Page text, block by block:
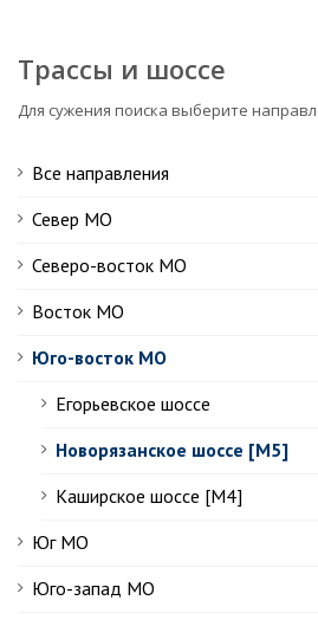
Трассы и шоссе
Для сужения поиска выберите
Все направления
Север МО
Северо-восток МО
Восток МО
Юго-восток МО
Егорьевское шоссе
Новорязанское шоссе [М5]
Каширское шоссе [М4]
Юг МО
Юго-запад МО